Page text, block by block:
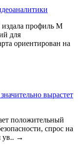
издала профиль М
для
ориентирован на
вырастет
положительный
спрос на
ув.. →